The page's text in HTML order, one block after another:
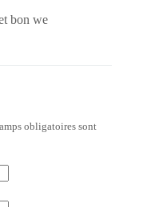
bon we
obligatoires sont